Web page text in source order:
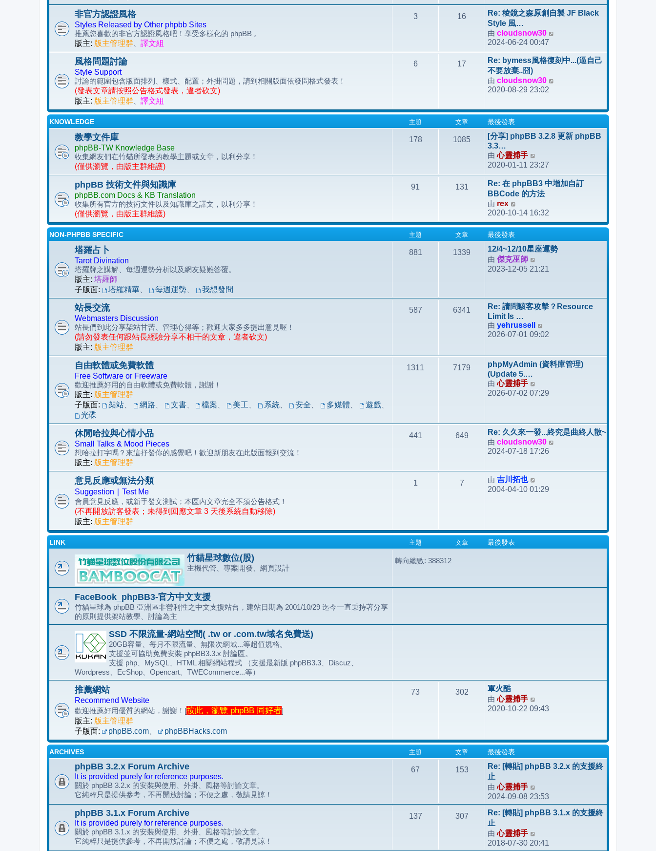
非官方認證風格
Styles Released by Other phpbb Sites
推薦您喜歡的非官方認證風格吧！享受多樣化的 phpBB 。
版主: 版主管理群、 譯文組
3 16
Re: 稜鏡之森原創自製 JF Black
Style 風…
由 cloudsnow30
最
後
2024-06-24 00:47
風格問題討論
Style Support
討論的範圍包含版面排列、樣式、配置；外掛問題，請到相關版面依發問格式發表！
(發表文章請按照公告格式發表，違者砍文)
版主: 版主管理群、 譯文組
6 17
Re: bymess風格復刻中...(逼自己
不要放棄..囧)
由 cloudsnow30
後
表
2020-08-29 23:02
KNOWLEDGE 主題 文章 最後發表
教學文件庫
phpBB-TW Knowledge Base
收集網友們在竹貓所發表的教學主題或文章，以利分享！
(僅供瀏覽，由版主群維護)
178 1085
[分享] phpBB 3.2.8 更新 phpBB
3.3…
由心靈捕手
視
最
後
發
表
2020-01-11 23:27
phpBB 技術文件與知識庫
phpBB.com Docs & KB Translation
收集所有官方的技術文件以及知識庫之譯文，以利分享！
(僅供瀏覽，由版主群維護)
91 131
Re: 在 phpBB3 中增加自訂
BBCode 的方法
由 rex
視
最
發
表
2020-10-14 16:32
NON-PHPBB SPECIFIC 主題 文章 最後發表
塔羅占卜
Tarot Divination
塔羅牌之講解、每週運勢分析以及網友疑難答覆。
版主: 塔羅師
子版面:
塔羅精華、 每週運勢、 我想發問
881 1339
12/4~12/10星座運勢
由 傑克巫師
視
發
表
2023-12-05 21:21
站長交流
Webmasters Discussion
站長們到此分享架站甘苦、管理心得等；歡迎大家多多提出意見喔！
(請勿發表任何跟站長經驗分享不相干的文章，違者砍文)
版主: 版主管理群
587 6341
Re: 請問駭客攻擊？Resource
Limit Is …
由 yehrussell
視
後
發
2026-07-01 09:02
自由軟體或免費軟體
Free Software or Freeware
歡迎推薦好用的自由軟體或免費軟體，謝謝！
版主: 版主管理群
子版面:
架站、 網路、 文書、 檔案、 美工、 系統、 安全、 多媒體、 遊戲、
光碟
1311 7179
phpMyAdmin (資料庫管理)
(Update 5.…
由心靈捕手
視
發
表
2026-07-02 07:29
休閒哈拉與心情小品
Small Talks & Mood Pieces
想哈拉打字嗎？來這抒發你的感覺吧！歡迎新朋友在此版面報到交流！
版主: 版主管理群
441 649
Re: 久久來一發...終究是曲終人散~
由 cloudsnow30
2024-07-18 17:26
意見反應或無法分類
Suggestion｜Test Me
會員意見反應，或新手發文測試；本區內文章完全不須公告格式！
(不再開放訪客發表；未得到回應文章 3 天後系統自動移除)
版主: 版主管理群
1 7 由 吉川拓也
視
表
2004-04-10 01:29
LINK 主題 文章 最後發表
竹貓星球數位(股)
主機代管、專案開發、網頁設計
轉向總數: 388312
FaceBook_phpBB3-官方中文支援
竹貓星球為 phpBB 亞洲區非營利性之中文支援站台，建站日期為 2001/10/29 迄今一直秉持著分享
的原則提供架站教學、討論為主
SSD 不限流量-網站空間( .tw or .com.tw域名免費送)
20GB容量、每月不限流量、無限次網域...等超值規格。
支援並可協助免費安裝 phpBB3.3.x 討論區。
支援 php、MySQL、HTML 相關網站程式 （支援最新版 phpBB3.3、Discuz、
Wordpress、EcShop、Opencart、TWECommerce...等）
推薦網站
Recommend Website
歡迎推薦好用優質的網站，謝謝！[按此，瀏覽 phpBB 同好者]
版主: 版主管理群
子版面:
phpBB.com、 phpBBHacks.com
73 302
軍火酷
由心靈捕手
視
發
2020-10-22 09:43
ARCHIVES 主題 文章 最後發表
phpBB 3.2.x Forum Archive
It is provided purely for reference purposes.
關於 phpBB 3.2.x 的安裝與使用、外掛、風格等討論文章。
它純粹只是提供參考，不再開放討論；不便之處，敬請見諒！
67 153
Re: [轉貼] phpBB 3.2.x 的支援終
止
由心靈捕手
視
最
後
表
2024-09-08 23:53
phpBB 3.1.x Forum Archive
It is provided purely for reference purposes.
關於 phpBB 3.1.x 的安裝與使用、外掛、風格等討論文章。
它純粹只是提供參考，不再開放討論；不便之處，敬請見諒！
137 307
Re: [轉貼] phpBB 3.1.x 的支援終
止
由心靈捕手
視
2018-07-30 20:41